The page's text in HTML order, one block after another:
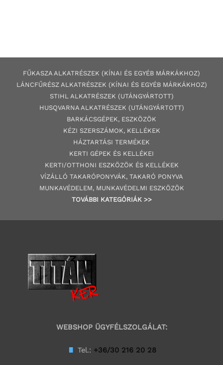
FŰKASZA ALKATRÉSZEK (KÍNAI ÉS EGYÉB MÁRKÁKHOZ)
LÁNCFŰRÉSZ ALKATRÉSZEK (KÍNAI ÉS EGYÉB MÁRKÁKHOZ)
STIHL ALKATRÉSZEK (UTÁNGYÁRTOTT)
HUSQVARNA ALKATRÉSZEK (UTÁNGYÁRTOTT)
BARKÁCSGÉPEK, ESZKÖZÖK
KÉZI SZERSZÁMOK, KELLÉKEK
HÁZTARTÁSI TERMÉKEK
KERTI GÉPEK ÉS KELLÉKEI
KERTI/OTTHONI ESZKÖZÖK ÉS KELLÉKEK
VÍZÁLLÓ TAKARÓPONYVÁK, TAKARÓ PONYVA
MUNKAVÉDELEM, MUNKAVÉDELMI ESZKÖZÖK
TOVÁBBI KATEGÓRIÁK >>
WEBSHOP ÜGYFÉLSZOLGÁLAT:
Tel.: +36/30 216 20 28